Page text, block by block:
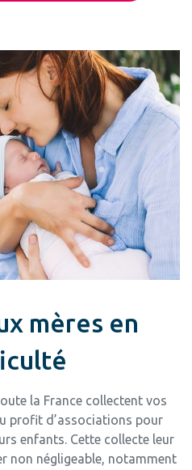
mères en
la France collectent vos
profit d’associations pour
enfants. Cette collecte leur
non négligeable, notamment